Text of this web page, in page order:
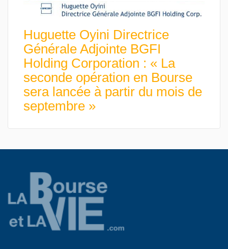
Huguette Oyini Directrice
Générale Adjointe BGFI
Holding Corporation : « La
seconde opération en Bourse
sera lancée à partir du mois de
septembre »